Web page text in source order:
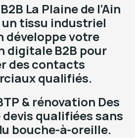
La Plaine de l’Ain
tissu industriel
développe votre
digitale B2B pour
des contacts
qualifiés.
& rénovation Des
qualifiées sans
bouche-à-oreille.